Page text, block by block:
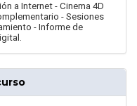
a Internet - Cinema 4D
- Sesiones
- Informe de